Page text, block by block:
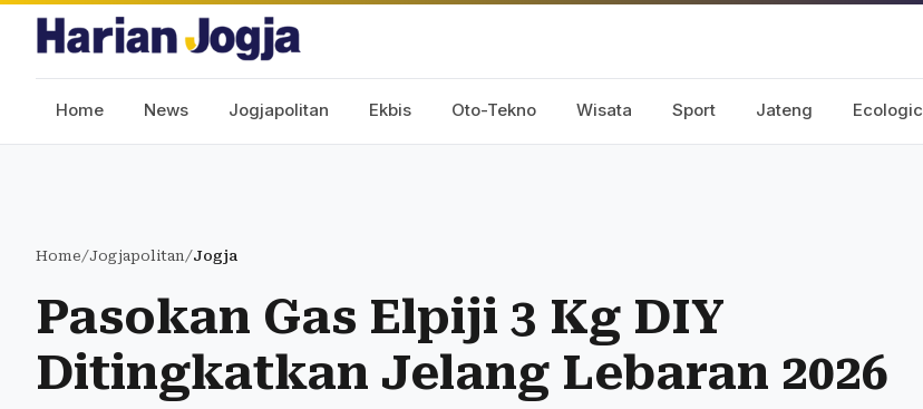
Home News Jogjapolitan Ekbis Oto-Tekno Wisata Sport Jateng Ecologic
Home/Jogjapolitan/Jogja
Pasokan Gas Elpiji 3 Kg DIY
Ditingkatkan Jelang Lebaran 2026